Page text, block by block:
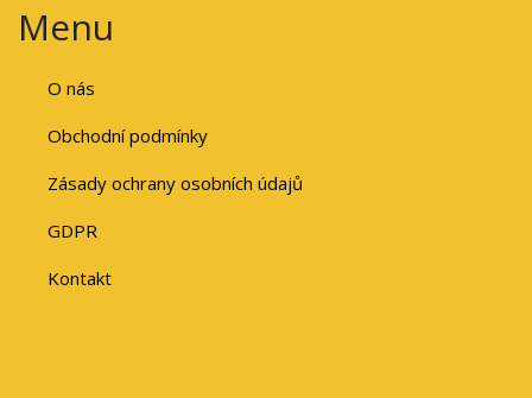
Menu
O nás
Obchodní podmínky
Zásady ochrany osobních údajů
GDPR
Kontakt